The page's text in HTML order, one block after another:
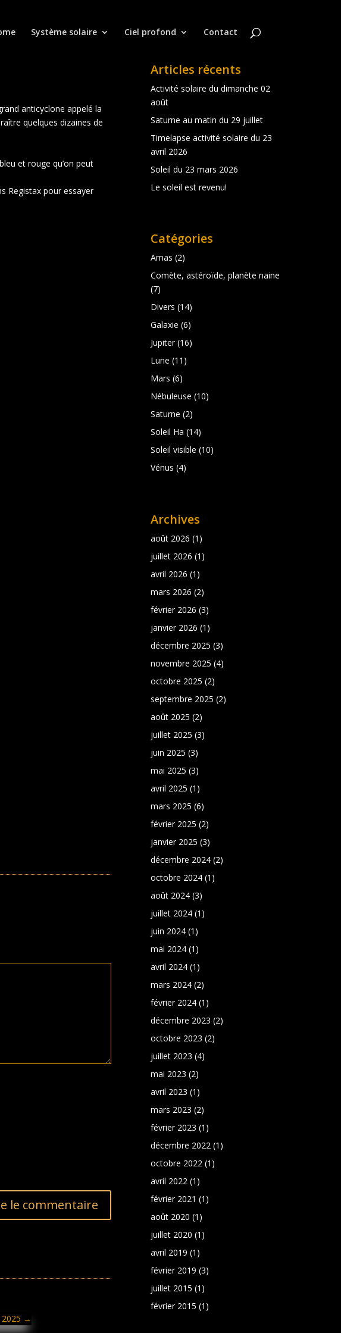
Système solaire Ciel profond Contact
anticyclone appelé la
quelques dizaines de
et rouge qu’on peut
Registax pour essayer
le commentaire
→
Articles récents
Activité solaire du dimanche 02
août
Saturne au matin du 29 juillet
Timelapse activité solaire du 23
avril 2026
Soleil du 23 mars 2026
Le soleil est revenu!
Catégories
Amas (2)
Comète, astéroïde, planète naine
(7)
Divers (14)
Galaxie (6)
Jupiter(16)
Lune (11)
Mars (6)
Nébuleuse (10)
Saturne (2)
Soleil Ha (14)
Soleil visible (10)
Vénus (4)
Archives
août 2026 (1)
juillet 2026 (1)
avril 2026 (1)
mars 2026 (2)
février 2026 (3)
janvier 2026 (1)
décembre 2025 (3)
novembre 2025 (4)
octobre 2025 (2)
septembre 2025 (2)
août 2025 (2)
juillet 2025 (3)
juin 2025 (3)
mai 2025 (3)
avril 2025 (1)
mars 2025 (6)
février 2025 (2)
janvier 2025 (3)
décembre 2024 (2)
octobre 2024 (1)
août 2024 (3)
juillet 2024 (1)
juin 2024 (1)
mai 2024 (1)
avril 2024 (1)
mars 2024 (2)
février 2024 (1)
décembre 2023 (2)
octobre 2023 (2)
juillet 2023 (4)
mai 2023 (2)
avril 2023 (1)
mars 2023 (2)
février 2023 (1)
décembre 2022 (1)
octobre 2022 (1)
avril 2022 (1)
février 2021 (1)
août 2020 (1)
juillet 2020 (1)
avril 2019 (1)
février 2019 (3)
juillet 2015 (1)
février 2015 (1)